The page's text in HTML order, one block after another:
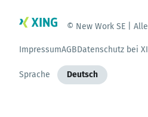
© New Work SE |
ImpressumAGBDatenschutz bei
Sprache Deutsch